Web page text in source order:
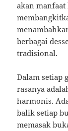
akan manfaat
berbagai
tradisional.
Dalam setiap
rasanya
harmonis.
balik setiap
memasak